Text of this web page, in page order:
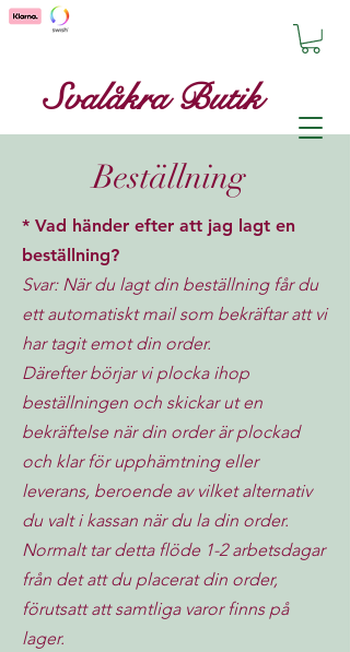
Svalåkra Butik
Beställning
* Vad händer efter att jag lagt en
beställning?
Svar: När du lagt din beställning får du
ett automatiskt mail som bekräftar att vi
har tagit emot din order.
Därefter börjar vi plocka ihop
beställningen och skickar ut en
bekräftelse när din order är plockad
och klar för upphämtning eller
leverans, beroende av vilket alternativ
du valt i kassan när du la din order.
Normalt tar detta flöde 1-2 arbetsdagar
från det att du placerat din order,
förutsatt att samtliga varor finns på
lager.